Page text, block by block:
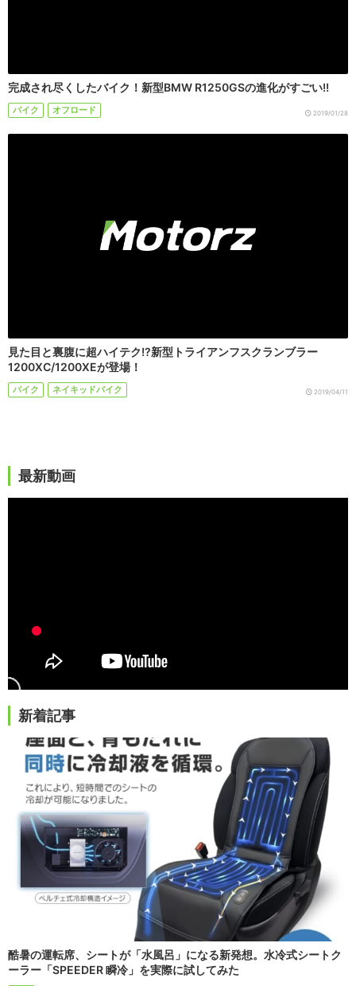
完成され尽くしたバイク！新型BMW R1250GSの進化がすごい!!
バイク オフロード 2019/01/28
見た目と裏腹に超ハイテク!?新型トライアンフスクランブラー
1200XC/1200XEが登場！
バイク ネイキッドバイク 2019/04/11
最新動画
新着記事
酷暑の運転席、シートが「水風呂」になる新発想。水冷式シートク
ーラー「SPEEDER 瞬冷」を実際に試してみた